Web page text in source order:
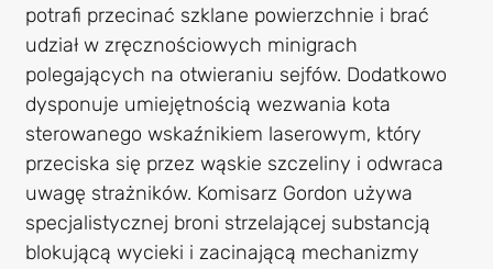
potrafi przecinać szklane powierzchnie i brać
udział w zręcznościowych minigrach
polegających na otwieraniu sejfów. Dodatkowo
dysponuje umiejętnością wezwania kota
sterowanego wskaźnikiem laserowym, który
przeciska się przez wąskie szczeliny i odwraca
uwagę strażników. Komisarz Gordon używa
specjalistycznej broni strzelającej substancją
blokującą wycieki i zacinającą mechanizmy